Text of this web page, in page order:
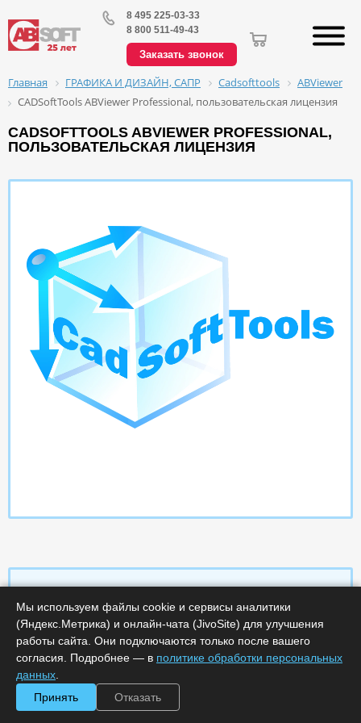
8 495 225-03-33
8 800 511-49-43
Заказать звонок
Главная ГРАФИКА И ДИЗАЙН, САПР Cadsofttools
ABViewer
CADSoftTools ABViewer Professional, пользовательская лицензия
CADSOFTTOOLS ABVIEWER PROFESSIONAL,
ПОЛЬЗОВАТЕЛЬСКАЯ ЛИЦЕНЗИЯ
Характеристики
Срок поставки, дней :5
0000-335884
Обработка заказа :
Мы используем файлы cookie и сервисы аналитики
(Яндекс.Метрика) и онлайн-чата (JivoSite) для улучшения
работы сайта. Они подключаются только после вашего
согласия. Подробнее — в политике обработки персональных
данных
Принять
Отказать